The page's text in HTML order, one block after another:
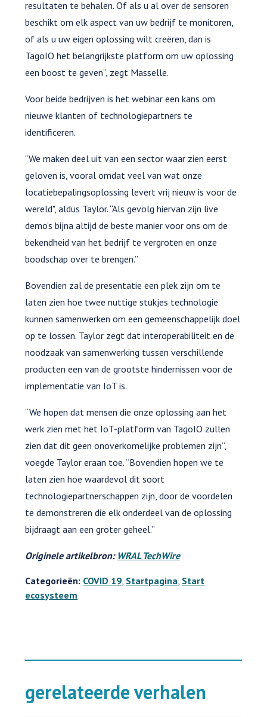
resultaten te behalen. Of als u al over de sensoren
beschikt om elk aspect van uw bedrijf te monitoren,
of als u uw eigen oplossing wilt creëren, dan is
TagoIO het belangrijkste platform om uw oplossing
een boost te geven”, zegt Masselle.
Voor beide bedrijven is het webinar een kans om
nieuwe klanten of technologiepartners te
identificeren.
"We maken deel uit van een sector waar zien eerst
geloven is, vooral omdat veel van wat onze
locatiebepalingsoplossing levert vrij nieuw is voor de
wereld", aldus Taylor. “Als gevolg hiervan zijn live
demo’s bijna altijd de beste manier voor ons om de
bekendheid van het bedrijf te vergroten en onze
boodschap over te brengen.”
Bovendien zal de presentatie een plek zijn om te
laten zien hoe twee nuttige stukjes technologie
kunnen samenwerken om een gemeenschappelijk doel
op te lossen. Taylor zegt dat interoperabiliteit en de
noodzaak van samenwerking tussen verschillende
producten een van de grootste hindernissen voor de
implementatie van IoT is.
“We hopen dat mensen die onze oplossing aan het
werk zien met het IoT-platform van TagoIO zullen
zien dat dit geen onoverkomelijke problemen zijn”,
voegde Taylor eraan toe. “Bovendien hopen we te
laten zien hoe waardevol dit soort
technologiepartnerschappen zijn, door de voordelen
te demonstreren die elk onderdeel van de oplossing
bijdraagt aan een groter geheel.”
Originele artikelbron: WRAL TechWire
Categorieën: COVID 19 Startpagina Start
ecosysteem
gerelateerde verhalen